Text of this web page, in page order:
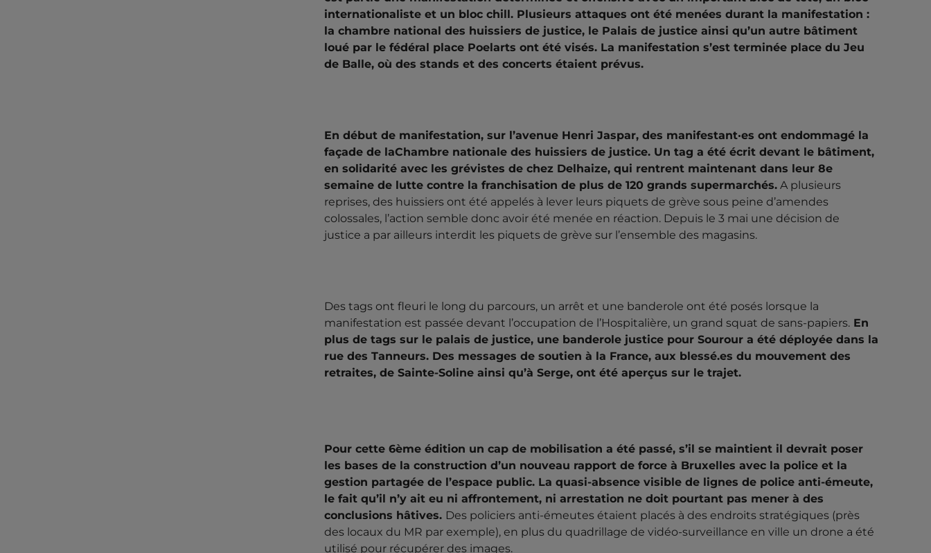
internationaliste et un bloc chill. Plusieurs attaques ont été menées durant la manifestation :
la chambre national des huissiers de justice, le Palais de justice ainsi qu’un autre bâtiment
loué par le fédéral place Poelarts ont été visés. La manifestation s’est terminée place du Jeu
de Balle, où des stands et des concerts étaient prévus.
En début de manifestation, sur l’avenue Henri Jaspar, des manifestant·es ont endommagé la
façade de laChambre nationale des huissiers de justice. Un tag a été écrit devant le bâtiment,
en solidarité avec les grévistes de chez Delhaize, qui rentrent maintenant dans leur 8e
semaine de lutte contre la franchisation de plus de 120 grands supermarchés. A plusieurs
reprises, des huissiers ont été appelés à lever leurs piquets de grève sous peine d’amendes
colossales, l’action semble donc avoir été menée en réaction. Depuis le 3 mai une décision de
justice a par ailleurs interdit les piquets de grève sur l’ensemble des magasins.
Des tags ont fleuri le long du parcours, un arrêt et une banderole ont été posés lorsque la
manifestation est passée devant l’occupation de l’Hospitalière, un grand squat de sans-papiers. En
plus de tags sur le palais de justice, une banderole justice pour Sourour a été déployée dans la
rue des Tanneurs. Des messages de soutien à la France, aux blessé.es du mouvement des
retraites, de Sainte-Soline ainsi qu’à Serge, ont été aperçus sur le trajet.
Pour cette 6ème édition un cap de mobilisation a été passé, s’il se maintient il devrait poser
les bases de la construction d’un nouveau rapport de force à Bruxelles avec la police et la
gestion partagée de l’espace public. La quasi-absence visible de lignes de police anti-émeute,
le fait qu’il n’y ait eu ni affrontement, ni arrestation ne doit pourtant pas mener à des
conclusions hâtives. Des policiers anti-émeutes étaient placés à des endroits stratégiques (près
des locaux du MR par exemple), en plus du quadrillage de vidéo-surveillance en ville un drone a été
utilisé pour récupérer des images.